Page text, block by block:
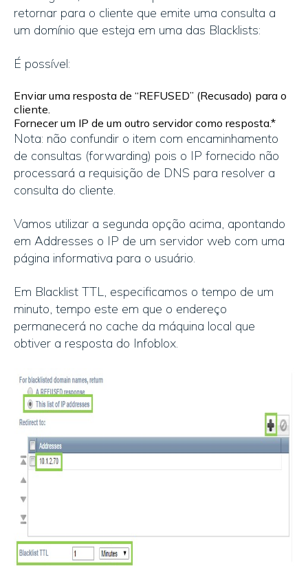
retornar para o cliente que emite uma consulta a
um domínio que esteja em uma das Blacklists:
É possível:
Enviar uma resposta de “REFUSED” (Recusado) para o
cliente.
Fornecer um IP de um outro servidor como resposta.*
Nota: não confundir o item com encaminhamento
de consultas (forwarding) pois o IP fornecido não
processará a requisição de DNS para resolver a
consulta do cliente.
Vamos utilizar a segunda opção acima, apontando
em Addresses o IP de um servidor web com uma
página informativa para o usuário.
Em Blacklist TTL, especificamos o tempo de um
minuto, tempo este em que o endereço
permanecerá no cache da máquina local que
obtiver a resposta do Infoblox.